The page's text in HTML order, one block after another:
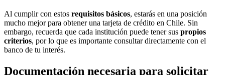
Al cumplir con estos requisitos básicos, estarás en una posición
mucho mejor para obtener una tarjeta de crédito en Chile. Sin
embargo, recuerda que cada institución puede tener sus propios
criterios, por lo que es importante consultar directamente con el
banco de tu interés.
Documentación necesaria para solicitar